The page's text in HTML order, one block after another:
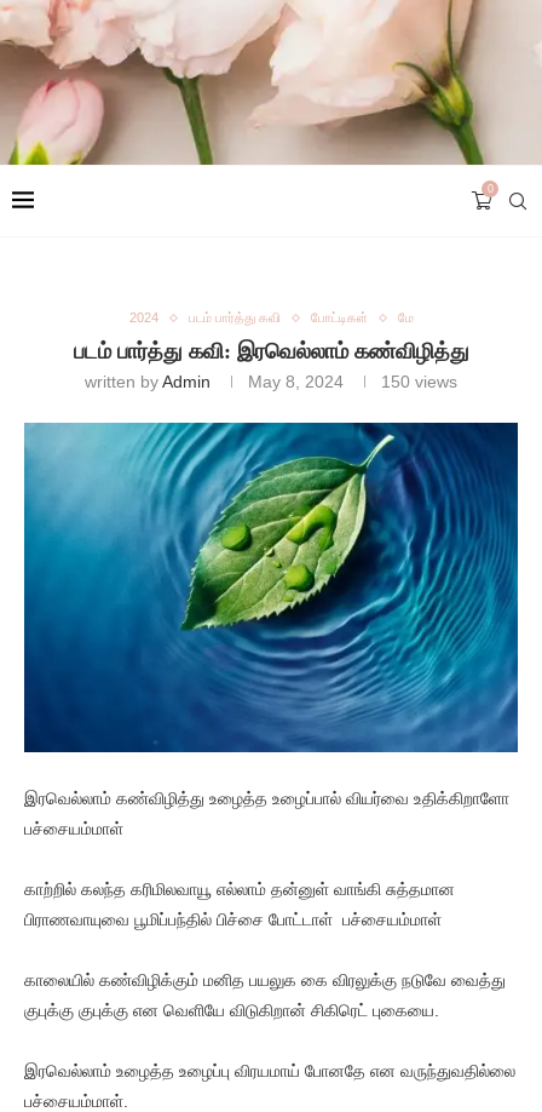
0
2024 படம் பார்த்து கவி போட்டிகள் மே
படம் பார்த்து கவி: இரவெல்லாம் கண்விழித்து
written byAdmin May 8, 2024 150 views
இரவெல்லாம் கண்விழித்து உழைத்த உழைப்பால் வியர்வை உதிக்கிறாளோ
பச்சையம்மாள்
காற்றில் கலந்த கரிமிலவாயூ எல்லாம் தன்னுள் வாங்கி சுத்தமான
பிராணவாயுவை பூமிப்பந்தில் பிச்சை போட்டாள் பச்சையம்மாள்
காலையில் கண்விழிக்கும் மனித பயலுக கை விரலுக்கு நடுவே வைத்து
குபுக்கு குபுக்கு என வெளியே விடுகிறான் சிகிரெட் புகையை.
இரவெல்லாம் உழைத்த உழைப்பு விரயமாய் போனதே என வருந்துவதில்லை
பச்சையம்மாள்.